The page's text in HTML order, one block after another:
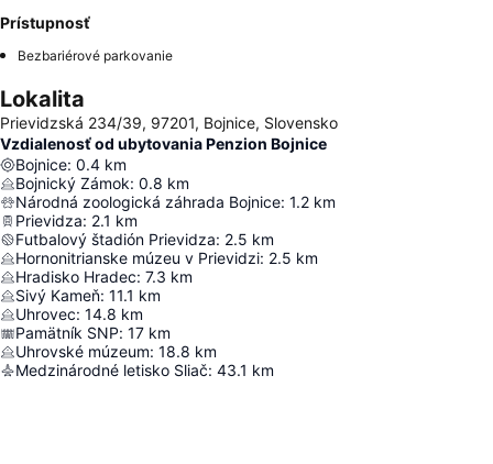
Prístupnosť
Bezbariérové parkovanie
Lokalita
Prievidzská 234/39, 97201, Bojnice, Slovensko
Vzdialenosť od ubytovania Penzion Bojnice
Bojnice: 0.4 km
Bojnický Zámok: 0.8 km
Národná zoologická záhrada Bojnice: 1.2 km
Prievidza: 2.1 km
Futbalový štadión Prievidza: 2.5 km
Hornonitrianske múzeu v Prievidzi: 2.5 km
Hradisko Hradec: 7.3 km
Sivý Kameň: 11.1 km
Uhrovec: 14.8 km
Pamätník SNP: 17 km
Uhrovské múzeum: 18.8 km
Medzinárodné letisko Sliač: 43.1 km